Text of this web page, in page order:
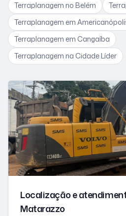
Terraplanagem no Belém
Terraplanagem em
Terraplanagem em Cangaíba
Terraplanagem na Cidade Líder
Localização e
Matarazzo